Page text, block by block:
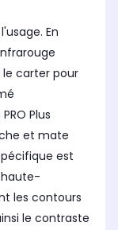
En
carter pour
Plus
et mate
est
les contours
le contraste